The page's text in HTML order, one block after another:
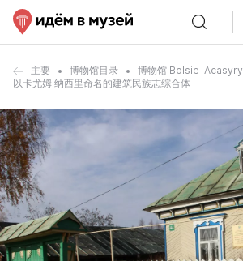
主要 博物馆目录
博物馆 Bolsie-Acasyry
以卡尤姆·纳西里命名的建筑民族志综合体